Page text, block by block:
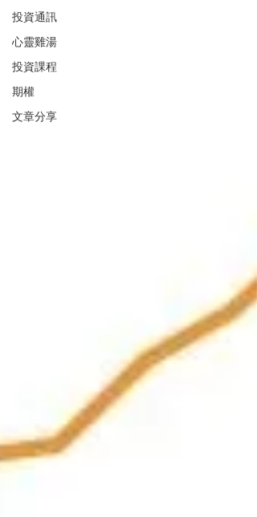
投資通訊
心靈雞湯
投資課程
期權
文章分享